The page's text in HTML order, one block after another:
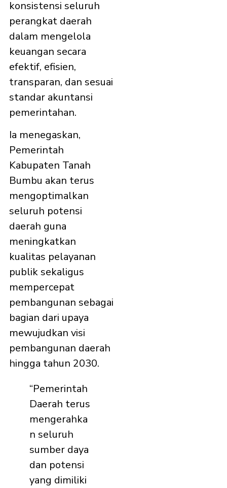
konsistensi seluruh
perangkat daerah
dalam mengelola
keuangan secara
efektif, efisien,
transparan, dan sesuai
standar akuntansi
pemerintahan.
Ia menegaskan,
Pemerintah
Kabupaten Tanah
Bumbu akan terus
mengoptimalkan
seluruh potensi
daerah guna
meningkatkan
kualitas pelayanan
publik sekaligus
mempercepat
pembangunan sebagai
bagian dari upaya
mewujudkan visi
pembangunan daerah
hingga tahun 2030.
“Pemerintah
Daerah terus
mengerahka
n seluruh
sumber daya
dan potensi
yang dimiliki